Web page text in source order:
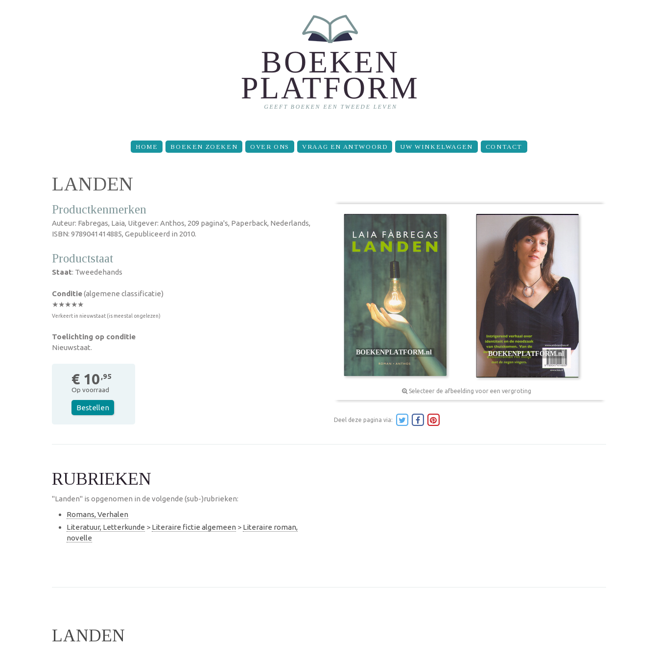
HOME BOEKEN ZOEKEN OVER ONS VRAAG EN ANTWOORD UW WINKELWAGEN CONTACT
LANDEN
Productkenmerken
Auteur: Fabregas, Laia, Uitgever: Anthos, 209 pagina's, Paperback, Nederlands,
ISBN: 9789041414885, Gepubliceerd in 2010.
Productstaat
Staat: Tweedehands
Conditie(algemene classificatie)
★★★★★
Verkeert in nieuwstaat (is meestal ongelezen)
Toelichting op conditie
Nieuwstaat.
€ 10 ,95
Op voorraad
Bestellen
Selecteer de afbeelding voor een vergroting
Deel deze pagina via:
RUBRIEKEN
"Landen" is opgenomen in de volgende (sub-)rubrieken:
Romans, Verhalen
Literatuur, Letterkunde > Literaire fictie algemeen > Literaire roman,
novelle
LANDEN